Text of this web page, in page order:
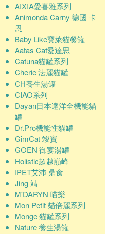
AIXIA愛喜雅系列
Animonda Carny 德國 卡
恩
Baby Like寶萊貓餐罐
Aatas Cat愛達思
Catuna貓罐系列
Cherie 法麗貓罐
CH養生湯罐
CIAO系列
Dayan日本達洋全機能貓
罐
Dr.Pro機能性貓罐
GimCat 竣寶
GOEN 御宴湯罐
Holistic超越巔峰
IPET艾沛 鼎食
Jing 靖
M'DARYN 喵樂
Mon Petit 貓倍麗系列
Monge 貓罐系列
Nature 養生湯罐